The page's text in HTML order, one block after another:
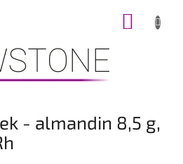
- almandin 8,5 g,